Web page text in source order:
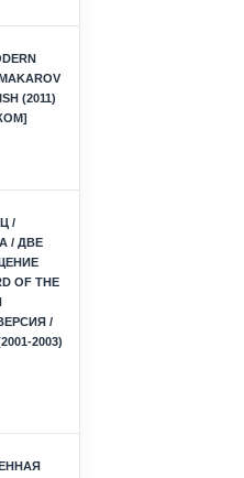
(2011)
/
/ ДВЕ
OF THE
/
2003)